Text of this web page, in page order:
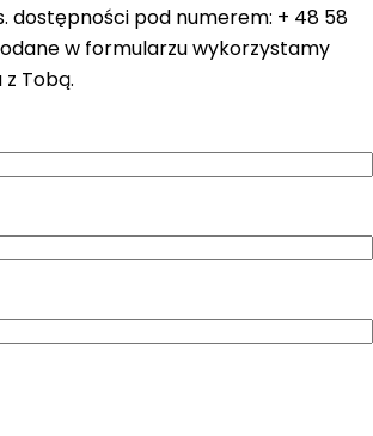
dostępności pod numerem: + 48 58
w formularzu wykorzystamy
Tobą.